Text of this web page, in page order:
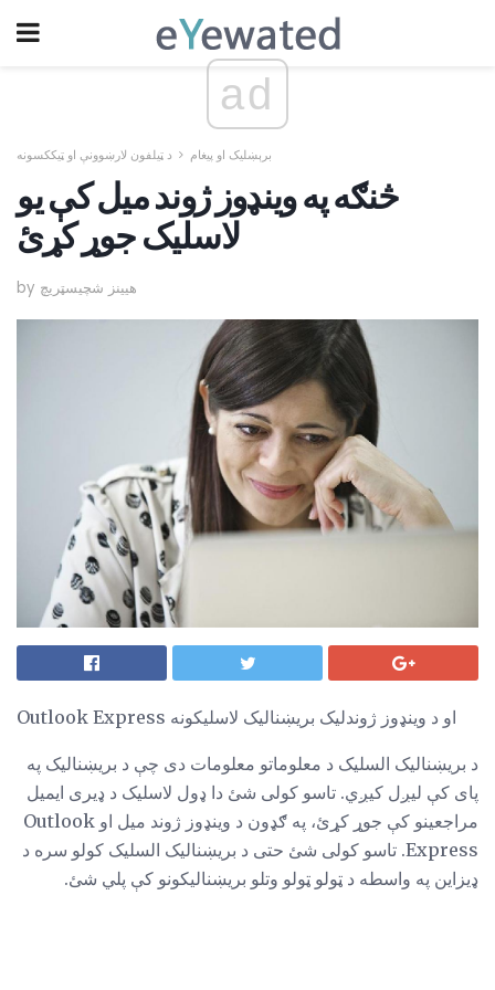
ad
برېښلیک او پیغام د ټیلفون لارښوونې او ټیککسونه
څنګه په وینډوز ژوند میل کې یو
لاسلیک جوړ کړئ
by هیینز شچیسټریچ
Outlook Express او د وینډوز ژوندلیک بریښنالیک لاسلیکونه
د بریښناليک السلیک د معلوماتو معلومات دی چې د بریښناليک په
پای کې لیږل کیږي. تاسو کولی شئ دا ډول لاسلیک د ډیری ایمیل
مراجعینو کې جوړ کړئ، په ګډون د وینډوز ژوند میل او Outlook
Express. تاسو کولی شئ حتی د بریښناليک السلیک کولو سره د
ډیزاین په واسطه د ټولو ټولو وتلو بریښناليکونو کې پلي شئ.